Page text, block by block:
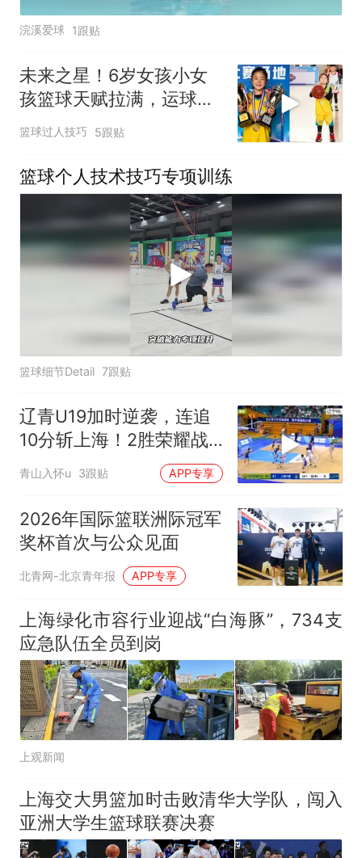
浣溪爱球 1跟贴
未来之星！6岁女孩小女
孩篮球天赋拉满，运球变
向突破一气呵成
篮球过人技巧 5跟贴
篮球个人技术技巧专项训练
篮球细节Detail 7跟贴
辽青U19加时逆袭，连追
10分斩上海！2胜荣耀战
纪！
青山入怀u 3跟贴 APP专享
2026年国际篮联洲际冠军
奖杯首次与公众见面
北青网-北京青年报 APP专享
上海绿化市容行业迎战“白海豚”，734支
应急队伍全员到岗
上观新闻
上海交大男篮加时击败清华大学队，闯入
亚洲大学生篮球联赛决赛